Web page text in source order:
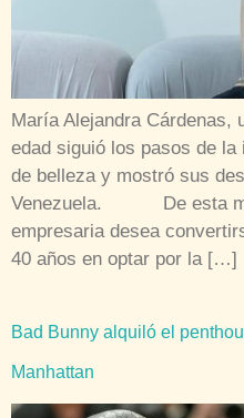
María Alejandra Cárdenas,
edad siguió los pasos de
de belleza y mostró sus
Venezuela. De esta
empresaria desea
40 años en optar por la […]
Bad Bunny alquiló el
Manhattan